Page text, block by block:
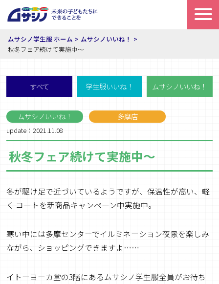
ムサシノ学生服 ホーム
ムサシノいいね！
秋冬フェア続けて実施中～
すべて 学生服いいね！ ムサシノいいね！
ムサシノいいね！ 多摩店
update：2021.11.08
秋冬フェア続けて実施中～
冬が駆け足で近づいているようですが、保温性が高い、軽
く コートを新商品キャンペーン中実施中。
寒い中には多摩センターでイルミネーション夜景を楽しみ
ながら、ショッピングできますよ……
イトーヨーカ堂の3階にあるムサシノ学生服全員がお待ち